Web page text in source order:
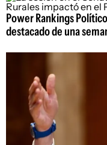
Power Rankings
destacado de una